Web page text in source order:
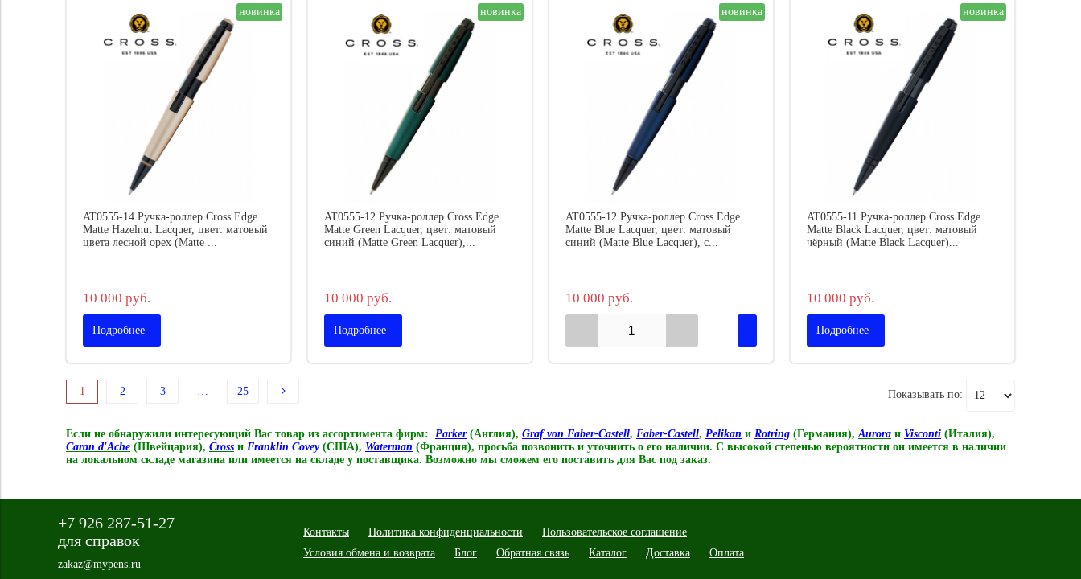
новинка
AT0555-14 Ручка-роллер Cross Edge
Matte Hazelnut Lacquer, цвет: матовый
цвета лесной орех (Matte ...
10 000 руб.
Подробнее
новинка
AT0555-12 Ручка-роллер Cross Edge
Matte Green Lacquer, цвет: матовый
синий (Matte Green Lacquer),...
10 000 руб.
Подробнее
новинка
AT0555-12 Ручка-роллер Cross Edge
Matte Blue Lacquer, цвет: матовый
синий (Matte Blue Lacquer), с...
10 000 руб.
новинка
AT0555-11 Ручка-роллер Cross Edge
Matte Black Lacquer, цвет: матовый
чёрный (Matte Black Lacquer)...
10 000 руб.
Подробнее
1 2 3 25 Показывать по:
Если не обнаружили интересующий Вас товар из ассортимента фирм: Parker(Англия), Graf von Faber-Castell, Faber-Castell, Pelikan и Rotring (Германия), Aurora и Visconti (Италия),
Caran d'Ache (Швейцария), Cross и Franklin Covey(США), Waterman (Франция), просьба позвонить и уточнить о его наличии. С высокой степенью вероятности он имеется в наличии
на локальном складе магазина или имеется на складе у поставщика. Возможно мы сможем его поставить для Вас под заказ.
+7 926 287-51-27
для справок
zakaz@mypens.ru
Контакты Политика конфиденциальности
Пользовательское соглашение
Условия обмена и возврата
Блог Обратная связь Каталог Доставка Оплата